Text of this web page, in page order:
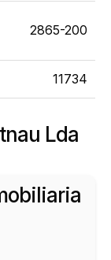
2865-200
11734
Lda